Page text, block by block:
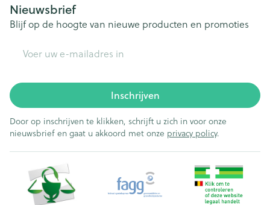
Nieuwsbrief
Blijf op de hoogte van nieuwe producten en promoties
Inschrijven
Door op inschrijven te klikken, schrijft u zich in voor onze
nieuwsbrief en gaat u akkoord met onze privacy policy.